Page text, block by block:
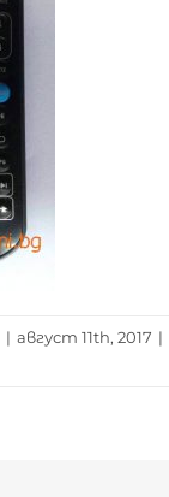
| август 11th, 2017 |